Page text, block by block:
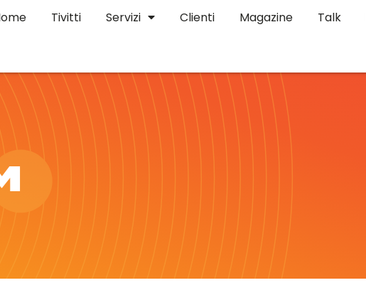
Tivitti Servizi Clienti Magazine Talk